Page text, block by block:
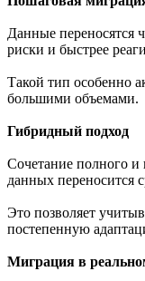
Данные переносятся
риски и быстрее
Такой тип особенно
большими объемами.
Гибридный подход
Сочетание полного и
данных переносится
Это позволяет
постепенную
Миграция в